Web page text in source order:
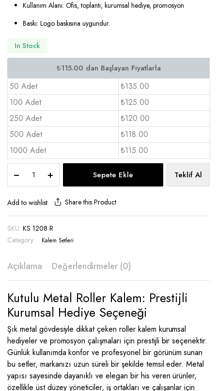
Kullanım Alanı: Ofis, toplantı, kurumsal hediye, promosyon
Baskı: Logo baskısına uygundur.
In Stock
50 Adet
₺135.00
100 Adet
₺125.00
250 Adet
₺120.00
500 Adet
₺118.00
1000 Adet
₺115.00
Metal
Roller
Kalem
1208
R
Sepete Ekle Teklif Al
Add to wishlist Share this Product
SKU: KS 1208 R
Category:
Kalem Setleri
Açıklama Değerlendirmeler (0)
Kutulu Metal Roller Kalem: Prestijli
Kurumsal Hediye Seçeneği
Şık metal gövdesiyle dikkat çeken roller kalem kurumsal
hediyeler ve promosyon çalışmaları için prestijli bir seçenektir.
Günlük kullanımda konfor ve profesyonel bir görünüm sunan
bu setler, markanızı uzun süreli bir şekilde temsil eder. Metal
yapısı sayesinde dayanıklı ve elegan bir his veren ürünler,
özellikle üst düzey yöneticiler, iş ortakları ve çalışanlar için